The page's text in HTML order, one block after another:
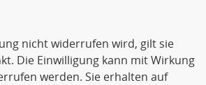
nicht widerrufen wird, gilt sie
Die Einwilligung kann mit Wirkung
werden. Sie erhalten auf